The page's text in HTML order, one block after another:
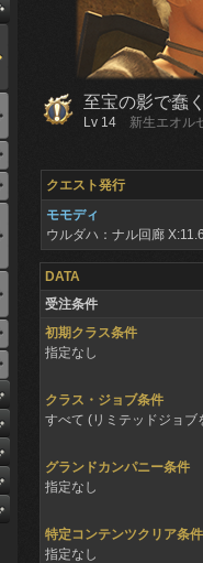
至宝の影で蠢
Lv 14
新生エオル
クエスト発行
モモディ
ウルダハ：ナル回廊
DATA
受注条件
初期クラス条件
指定なし
クラス・ジョブ条件
すべて (リミテッドジョブ
グランドカンパニー条件
指定なし
特定コンテンツクリア条件
指定なし